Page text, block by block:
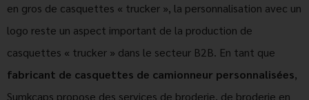
en gros de casquettes « trucker », la personnalisation avec un
logo reste un aspect important de la production de
casquettes « trucker » dans le secteur B2B. En tant que
fabricant de casquettes de camionneur personnalisées,
Sumkcaps propose des services de broderie, de broderie en